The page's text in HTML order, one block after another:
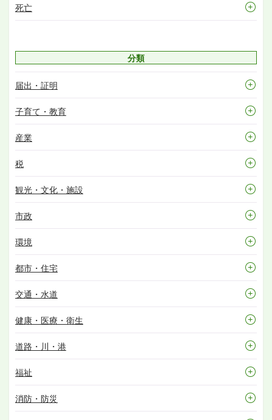
死亡
分類
届出・証明
子育て・教育
産業
税
観光・文化・施設
市政
環境
都市・住宅
交通・水道
健康・医療・衛生
道路・川・港
福祉
消防・防災